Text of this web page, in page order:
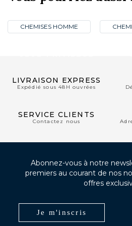
CHEMISES HOMME
LIVRAISON EXPRESS
Expédié sous 48H ouvrées
SERVICE CLIENTS
Contactez nous
Abonnez-vous à notre
premiers au courant de nos
offres
Je m'inscris